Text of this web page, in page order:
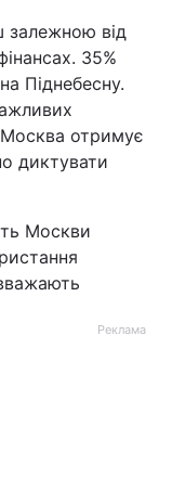
залежною від
35%
Піднебесну.
Москва отримує
диктувати
Москви
Реклама